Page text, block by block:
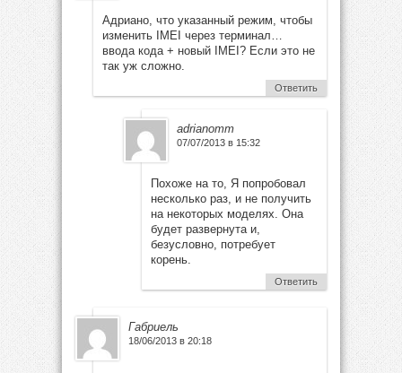
Адриано, что указанный режим, чтобы
изменить IMEI через терминал…
ввода кода + новый IMEI? Если это не
так уж сложно.
Ответить
adrianomm
07/07/2013 в 15:32
Похоже на то, Я попробовал
несколько раз, и не получить
на некоторых моделях. Она
будет развернута и,
безусловно, потребует
корень.
Ответить
Габриель
18/06/2013 в 20:18